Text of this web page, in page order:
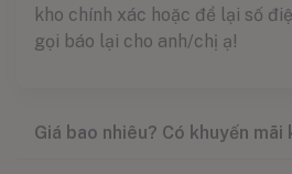
(Danh Mục )
kho chính xác hoặc để lại số
gọi báo lại cho anh/chị ạ!
Giá bao nhiêu? Có khuyến mãi